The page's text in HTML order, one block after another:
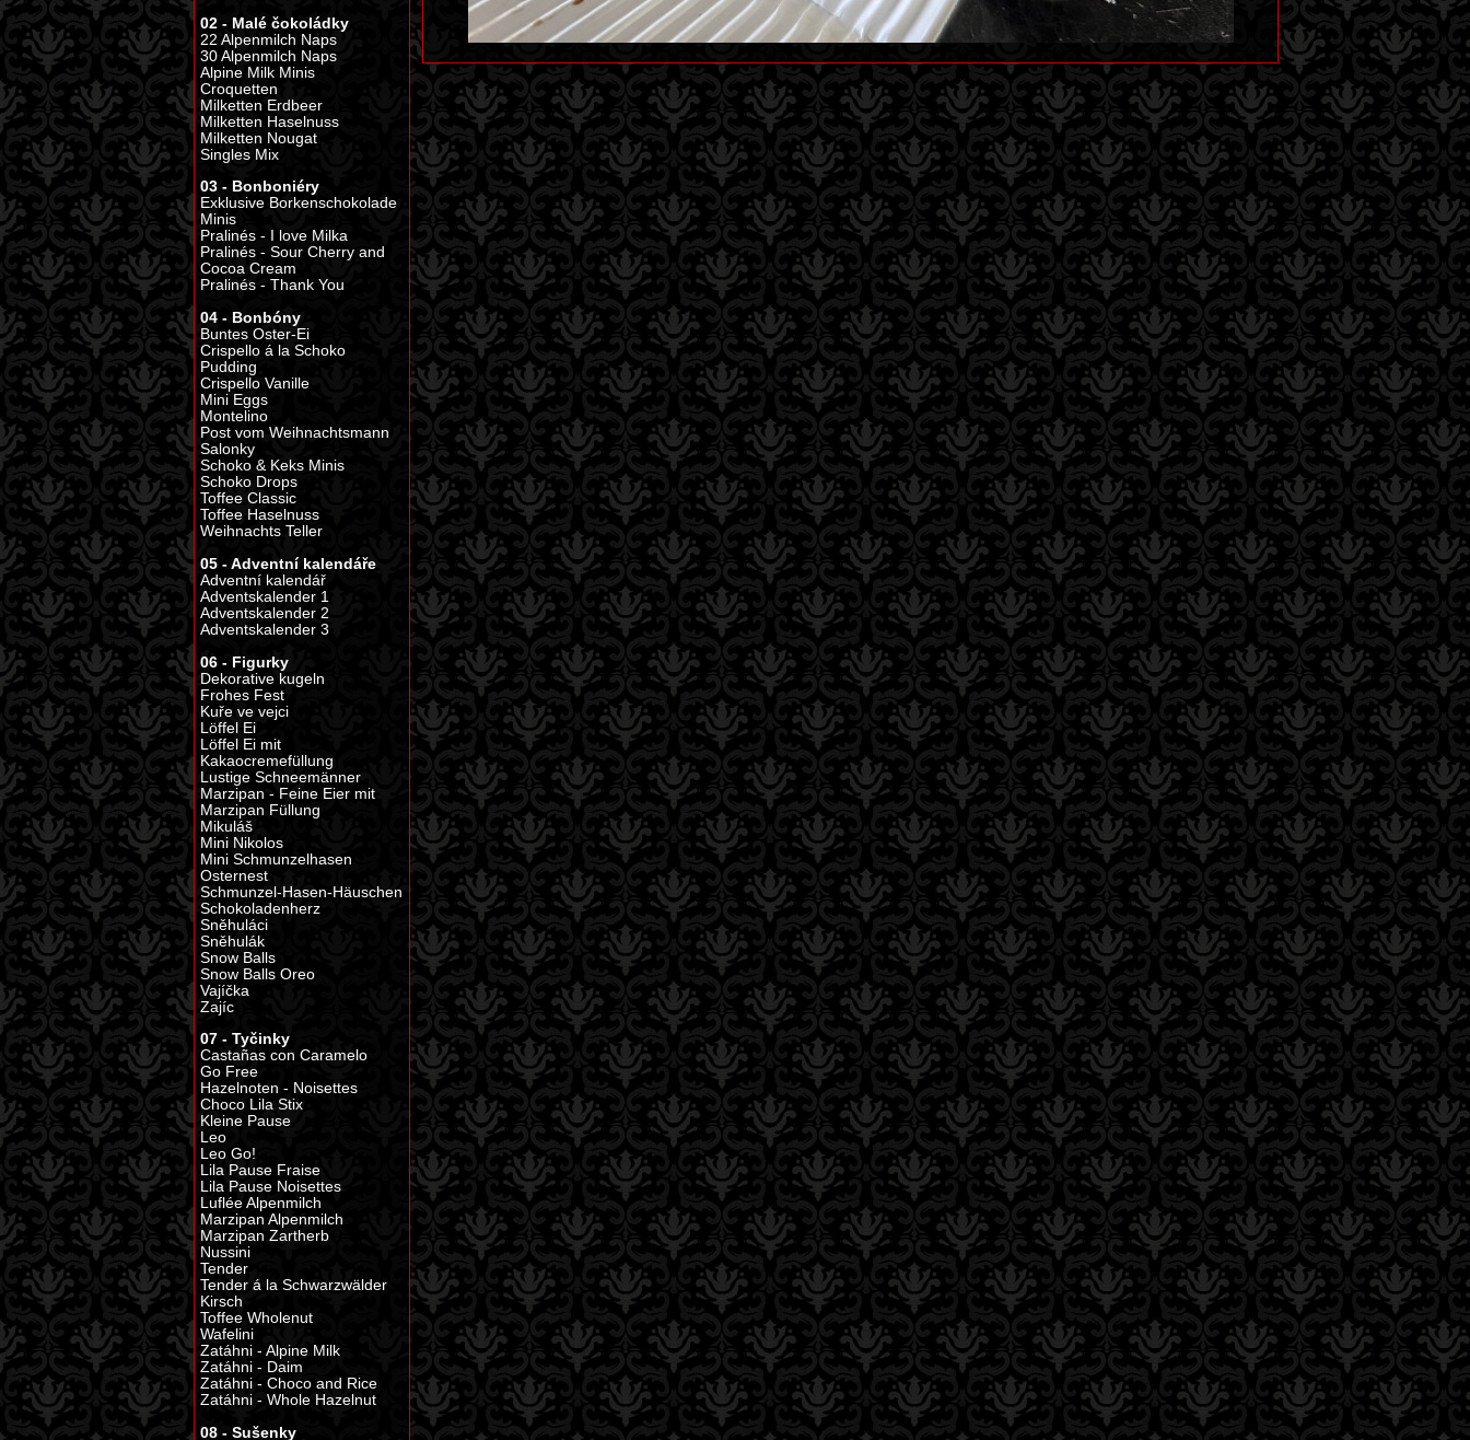
02 - Malé čokoládky
22 Alpenmilch Naps
30 Alpenmilch Naps
Alpine Milk Minis
Croquetten
Milketten Erdbeer
Milketten Haselnuss
Milketten Nougat
Singles Mix
03 - Bonboniéry
Exklusive Borkenschokolade
Minis
Pralinés - I love Milka
Pralinés - Sour Cherry and
Cocoa Cream
Pralinés - Thank You
04 - Bonbóny
Buntes Oster-Ei
Crispello á la Schoko
Pudding
Crispello Vanille
Mini Eggs
Montelino
Post vom Weihnachtsmann
Salonky
Schoko & Keks Minis
Schoko Drops
Toffee Classic
Toffee Haselnuss
Weihnachts Teller
05 - Adventní kalendáře
Adventní kalendář
Adventskalender 1
Adventskalender 2
Adventskalender 3
06 - Figurky
Dekorative kugeln
Frohes Fest
Kuře ve vejci
Löffel Ei
Löffel Ei mit
Kakaocremefüllung
Lustige Schneemänner
Marzipan - Feine Eier mit
Marzipan Füllung
Mikuláš
Mini Nikolos
Mini Schmunzelhasen
Osternest
Schmunzel-Hasen-Häuschen
Schokoladenherz
Sněhuláci
Sněhulák
Snow Balls
Snow Balls Oreo
Vajíčka
Zajíc
07 - Tyčinky
Castañas con Caramelo
Go Free
Hazelnoten - Noisettes
Choco Lila Stix
Kleine Pause
Leo
Leo Go!
Lila Pause Fraise
Lila Pause Noisettes
Luflée Alpenmilch
Marzipan Alpenmilch
Marzipan Zartherb
Nussini
Tender
Tender á la Schwarzwälder
Kirsch
Toffee Wholenut
Wafelini
Zatáhni - Alpine Milk
Zatáhni - Daim
Zatáhni - Choco and Rice
Zatáhni - Whole Hazelnut
08 - Sušenky